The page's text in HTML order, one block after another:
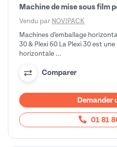
Machine de mise sous film
Vendu par NOVIPACK
Machines d’emballage
30 & Plexi 60 La Plexi 30 est
horizontale ...
Comparer
Demander
01 81